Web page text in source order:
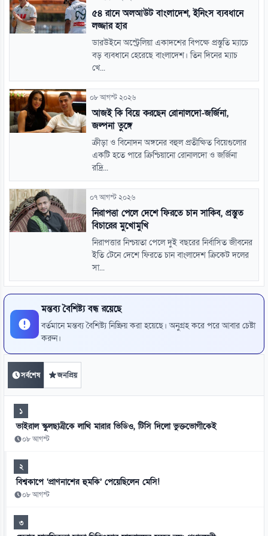
৫৪ রানে অলআউট বাংলাদেশ, ইনিংস ব্যবধানে
লজ্জার হার
ডারউইনে অস্ট্রেলিয়া একাদশের বিপক্ষে প্রস্তুতি ম্যাচে
বড় ব্যবধানে হেরেছে বাংলাদেশ। তিন দিনের ম্যাচ
খে...
০৮ আগস্ট ২০২৬
আজই কি বিয়ে করছেন রোনালদো-জর্জিনা,
জল্পনা তুঙ্গে
ক্রীড়া ও বিনোদন অঙ্গনের বহুল প্রতীক্ষিত বিয়েগুলোর
একটি হতে পারে ক্রিশ্চিয়ানো রোনালদো ও জর্জিনা
রদ্রি...
০৭ আগস্ট ২০২৬
নিরাপত্তা পেলে দেশে ফিরতে চান সাকিব, প্রস্তুত
বিচারের মুখোমুখি
নিরাপত্তার নিশ্চয়তা পেলে দুই বছরের নির্বাসিত জীবনের
ইতি টেনে দেশে ফিরতে চান বাংলাদেশ ক্রিকেট দলের
সা...
মন্তব্য বৈশিষ্ট্য বন্ধ রয়েছে
বর্তমানে মন্তব্য বৈশিষ্ট্য নিষ্ক্রিয় করা হয়েছে। অনুগ্রহ করে পরে আবার চেষ্টা
করুন।
সর্বশেষ জনপ্রিয়
১
ভাইরাল স্কুলছাত্রীকে লাথি মারার ভিডিও, টিসি দিলো ভুক্তভোগীকেই
০৮ আগস্ট
২
বিশ্বকাপে ‘প্রাণনাশের হুমকি’ পেয়েছিলেন মেসি!
০৮ আগস্ট
৩